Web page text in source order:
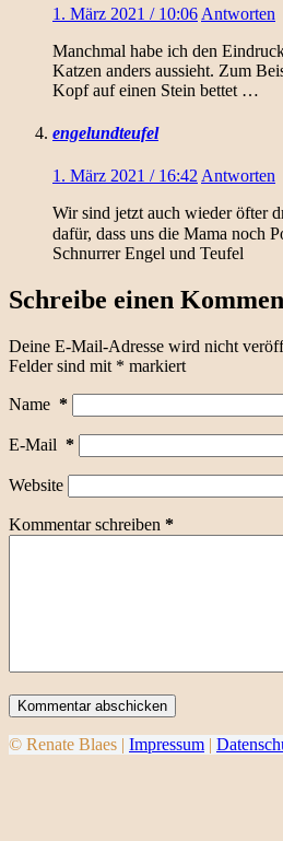
1. März 2021 / 10:06 Antworten
Manchmal habe ich den
Katzen anders aussieht. Zum
Kopf auf einen Stein bettet …
engelundteufel
1. März 2021 / 16:42 Antworten
Wir sind jetzt auch wieder öfter
dafür, dass uns die Mama noch
Schnurrer Engel und Teufel
Schreibe einen
Deine E-Mail-Adresse wird nicht
Felder sind mit * markiert
Name *
E-Mail *
Website
Kommentar schreiben *
Kommentar abschicken
© Renate Blaes | Impressum |